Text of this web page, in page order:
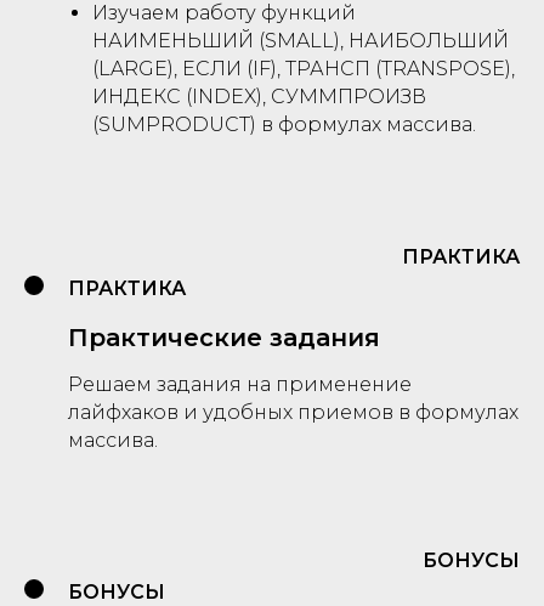
Изучаем работу функций
НАИМЕНЬШИЙ (SMALL), НАИБОЛЬШИЙ
(LARGE), ЕСЛИ (IF), ТРАНСП (TRANSPOSE),
ИНДЕКС (INDEX), СУММПРОИЗВ
(SUMPRODUCT) в формулах массива.
ПРАКТИКА
ПРАКТИКА
Практические задания
Решаем задания на применение
лайфхаков и удобных приемов в формулах
массива.
БОНУСЫ
БОНУСЫ